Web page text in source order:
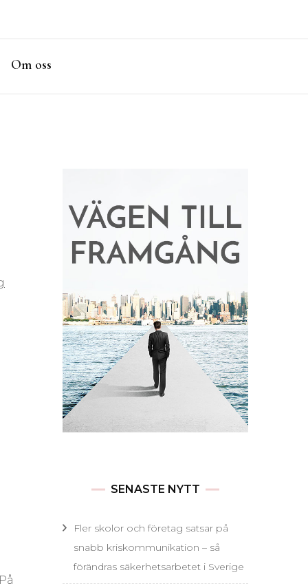
Om oss
SENASTE NYTT
Fler skolor och företag satsar på
snabb kriskommunikation – så
förändras säkerhetsarbetet i Sverige